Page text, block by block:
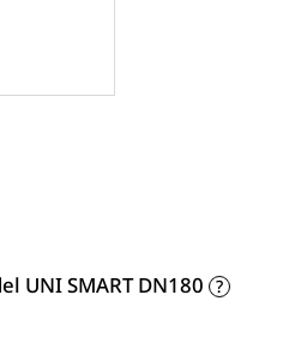
UNI SMART DN180 ?